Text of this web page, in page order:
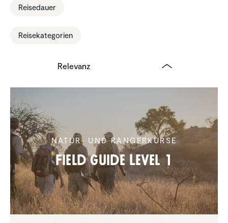
Reisedauer
Reisekategorien
NATUR- UND RANGERKURSE
Field Guide Level 1